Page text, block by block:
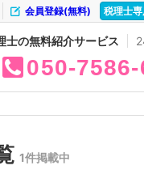
税理士
会員登録(無料)
士の無料紹介サービス
050 7586
1件掲載中